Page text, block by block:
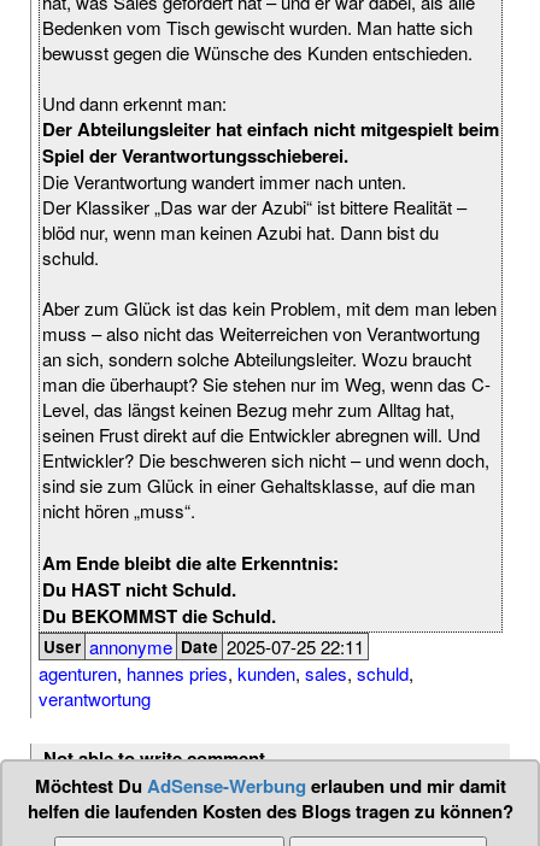
Bedenken vom Tisch gewischt wurden. Man hatte sich
bewusst gegen die Wünsche des Kunden entschieden.
Und dann erkennt man:
Der Abteilungsleiter hat einfach nicht mitgespielt beim
Spiel der Verantwortungsschieberei.
Die Verantwortung wandert immer nach unten.
Der Klassiker „Das war der Azubi“ ist bittere Realität –
blöd nur, wenn man keinen Azubi hat. Dann bist du
schuld.
Aber zum Glück ist das kein Problem, mit dem man leben
muss – also nicht das Weiterreichen von Verantwortung
an sich, sondern solche Abteilungsleiter. Wozu braucht
man die überhaupt? Sie stehen nur im Weg, wenn das C-
Level, das längst keinen Bezug mehr zum Alltag hat,
seinen Frust direkt auf die Entwickler abregnen will. Und
Entwickler? Die beschweren sich nicht – und wenn doch,
sind sie zum Glück in einer Gehaltsklasse, auf die man
nicht hören „muss“.
Am Ende bleibt die alte Erkenntnis:
Du HAST nicht Schuld.
Du BEKOMMST die Schuld.
User annonyme Date 2025-07-25 22:11
agenturen, hannes pries, kunden, sales, schuld,
verantwortung
Not able to write comment
Comments are disabled for this blog-entry.
Möchtest DuAdSense-Werbung erlauben und mir damit
helfen die laufenden Kosten des Blogs tragen zu können?